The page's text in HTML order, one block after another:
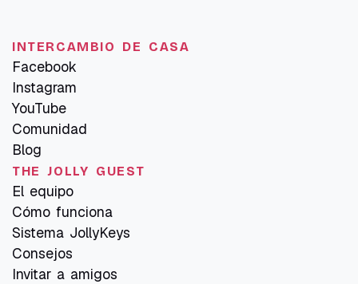
INTERCAMBIO DE CASA
Facebook
Instagram
YouTube
Comunidad
Blog
THE JOLLY GUEST
El equipo
Cómo funciona
Sistema JollyKeys
Consejos
Invitar a amigos